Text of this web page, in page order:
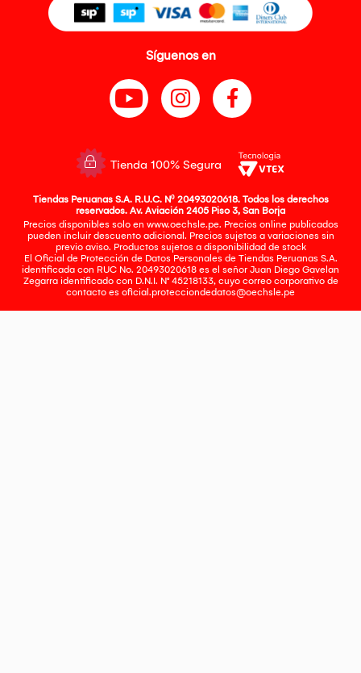
Síguenos en
Tienda 100% Segura
Tiendas Peruanas S.A. R.U.C. Nº 20493020618. Todos los derechos
reservados. Av. Aviación 2405 Piso 3, San Borja
Precios disponibles solo en www.oechsle.pe. Precios online publicados
pueden incluir descuento adicional. Precios sujetos a variaciones sin
previo aviso. Productos sujetos a disponibilidad de stock
El Oficial de Protección de Datos Personales de Tiendas Peruanas S.A.
identificada con RUC No. 20493020618 es el señor Juan Diego Gavelan
Zegarra identificado con D.N.I. N° 45218133, cuyo correo corporativo de
contacto es oficial.protecciondedatos@oechsle.pe